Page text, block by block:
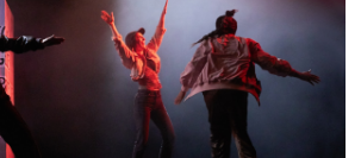
PUISSANT·ES